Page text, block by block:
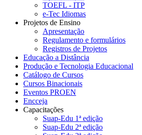
TOEFL - ITP
e-Tec Idiomas
Projetos de Ensino
Apresentação
Regulamento e formulários
Registros de Projetos
Educação a Distância
Produção e Tecnologia Educacional
Catálogo de Cursos
Cursos Binacionais
Eventos PROEN
Encceja
Capacitações
Suap-Edu 1ª edição
Suap-Edu 2ª edição